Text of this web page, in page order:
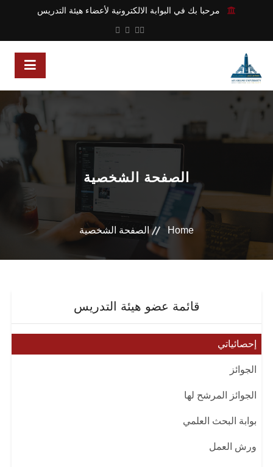
مرحبا بك في البوابة الالكترونية لأعضاء هيئة التدريس
الصفحة الشخصية
Home الصفحة الشخصية
قائمة عضو هيئة التدريس
إحصائياتي
الجوائز
الجوائز المرشح لها
بوابة البحث العلمي
ورش العمل